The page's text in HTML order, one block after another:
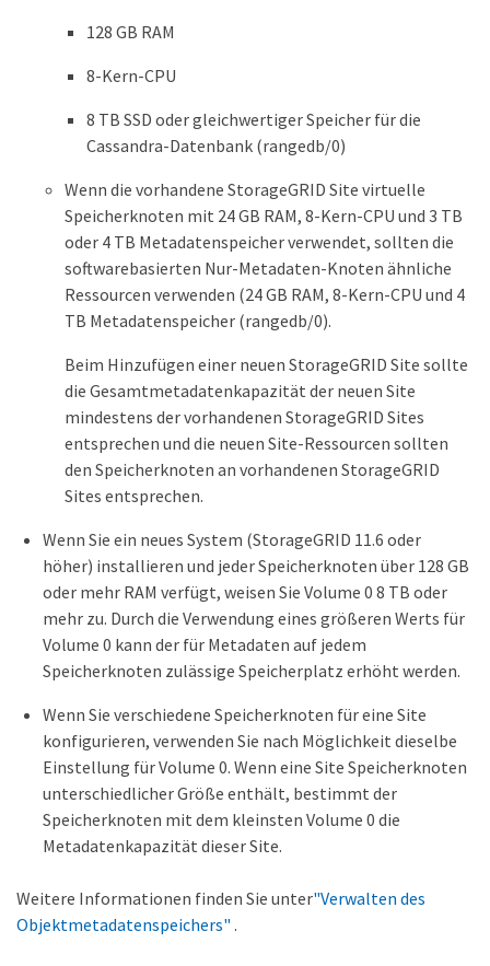
128 GB RAM
8-Kern-CPU
8 TB SSD oder gleichwertiger Speicher für die
Cassandra-Datenbank (rangedb/0)
Wenn die vorhandene StorageGRID Site virtuelle
Speicherknoten mit 24 GB RAM, 8-Kern-CPU und 3 TB
oder 4 TB Metadatenspeicher verwendet, sollten die
softwarebasierten Nur-Metadaten-Knoten ähnliche
Ressourcen verwenden (24 GB RAM, 8-Kern-CPU und 4
TB Metadatenspeicher (rangedb/0).
Beim Hinzufügen einer neuen StorageGRID Site sollte
die Gesamtmetadatenkapazität der neuen Site
mindestens der vorhandenen StorageGRID Sites
entsprechen und die neuen Site-Ressourcen sollten
den Speicherknoten an vorhandenen StorageGRID
Sites entsprechen.
Wenn Sie ein neues System (StorageGRID 11.6 oder
höher) installieren und jeder Speicherknoten über 128 GB
oder mehr RAM verfügt, weisen Sie Volume 0 8 TB oder
mehr zu. Durch die Verwendung eines größeren Werts für
Volume 0 kann der für Metadaten auf jedem
Speicherknoten zulässige Speicherplatz erhöht werden.
Wenn Sie verschiedene Speicherknoten für eine Site
konfigurieren, verwenden Sie nach Möglichkeit dieselbe
Einstellung für Volume 0. Wenn eine Site Speicherknoten
unterschiedlicher Größe enthält, bestimmt der
Speicherknoten mit dem kleinsten Volume 0 die
Metadatenkapazität dieser Site.
Weitere Informationen finden Sie unter"Verwalten des
Objektmetadatenspeichers" .